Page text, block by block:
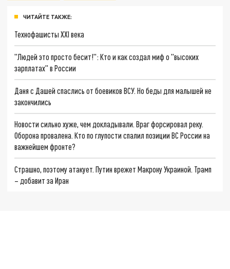
ЧИТАЙТЕ ТАКЖЕ:
Технофашисты XXI века
"Людей это просто бесит!": Кто и как создал миф о "высоких
зарплатах" в России
Даня с Дашей спаслись от боевиков ВСУ. Но беды для малышей не
закончились
Новости сильно хуже, чем докладывали. Враг форсировал реку.
Оборона провалена. Кто по глупости спалил позиции ВС России на
важнейшем фронте?
Страшно, поэтому атакует. Путин врежет Макрону Украиной. Трамп
– добавит за Иран